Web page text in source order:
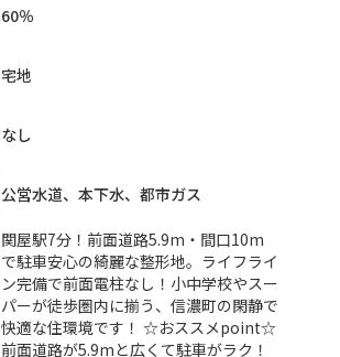
60％
宅地
なし
公営水道、本下水、都市ガス
関屋駅7分！前面道路5.9m・間口10m
で駐車安心の綺麗な整形地。ライフライ
ン完備で前面電柱なし！小中学校やスー
パーが徒歩圏内に揃う、信濃町の閑静で
快適な住環境です！ ☆おススメpoint☆
前面道路が5.9mと広くて駐車がラク！